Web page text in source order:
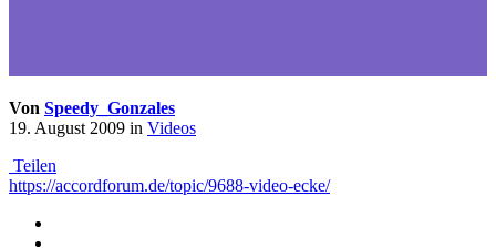
Von Speedy_Gonzales
19. August 2009 in Videos
Teilen
https://accordforum.de/topic/9688-video-ecke/